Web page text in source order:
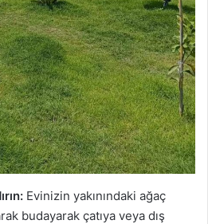
Evinizin yakınındaki ağaç
budayarak çatıya veya dış